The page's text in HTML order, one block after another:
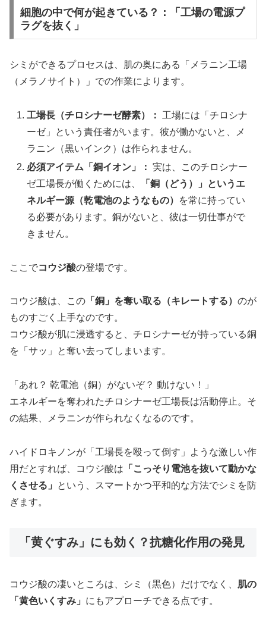
細胞の中で何が起きている？：「工場の電源プ
ラグを抜く」
シミができるプロセスは、肌の奥にある「メラニン工場
（メラノサイト）」での作業によります。
工場長（チロシナーゼ酵素）：
工場には「チロシナ
ーゼ」という責任者がいます。彼が働かないと、メ
ラニン（黒いインク）は作られません。
必須アイテム「銅イオン」： 実は、このチロシナー
ゼ工場長が働くためには、
「銅（どう）」というエ
ネルギー源（乾電池のようなもの）
を常に持ってい
る必要があります。銅がないと、彼は一切仕事がで
きません。
ここでコウジ酸の登場です。
コウジ酸は、この 「銅」を奪い取る（キレートする） のが
ものすごく上手なのです。
コウジ酸が肌に浸透すると、チロシナーゼが持っている銅
を「サッ」と奪い去ってしまいます。
「あれ？ 乾電池（銅）がないぞ？ 動けない！」
エネルギーを奪われたチロシナーゼ工場長は活動停止。そ
の結果、メラニンが作られなくなるのです。
ハイドロキノンが「工場長を殴って倒す」ような激しい作
用だとすれば、コウジ酸は 「こっそり電池を抜いて動かな
くさせる」
という、スマートかつ平和的な方法でシミを防
ぎます。
「黄ぐすみ」にも効く？抗糖化作用の発見
コウジ酸の凄いところは、シミ（黒色）だけでなく、 肌の
「黄色いくすみ」 にもアプローチできる点です。